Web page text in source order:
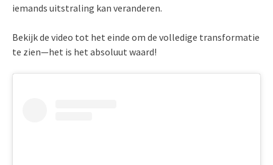
iemands uitstraling kan veranderen.
Bekijk de video tot het einde om de volledige transformatie
te zien—het is het absoluut waard!